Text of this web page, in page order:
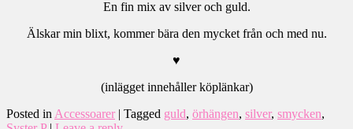
En fin mix av silver och guld.
Älskar min blixt, kommer bära den mycket från och med nu.
♥
(inlägget innehåller köplänkar)
Posted in Accessoarer | Tagged guld, örhängen, silver, smycken,